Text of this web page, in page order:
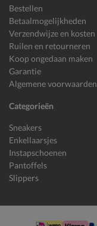
Bestellen
Betaalmogelijkheden
Verzendwijze en kosten
Ruilen en retourneren
Koop ongedaan maken
Garantie
Algemene voorwaarden
Categorieën
Sneakers
Enkellaarsjes
Instapschoenen
Pantoffels
Slippers